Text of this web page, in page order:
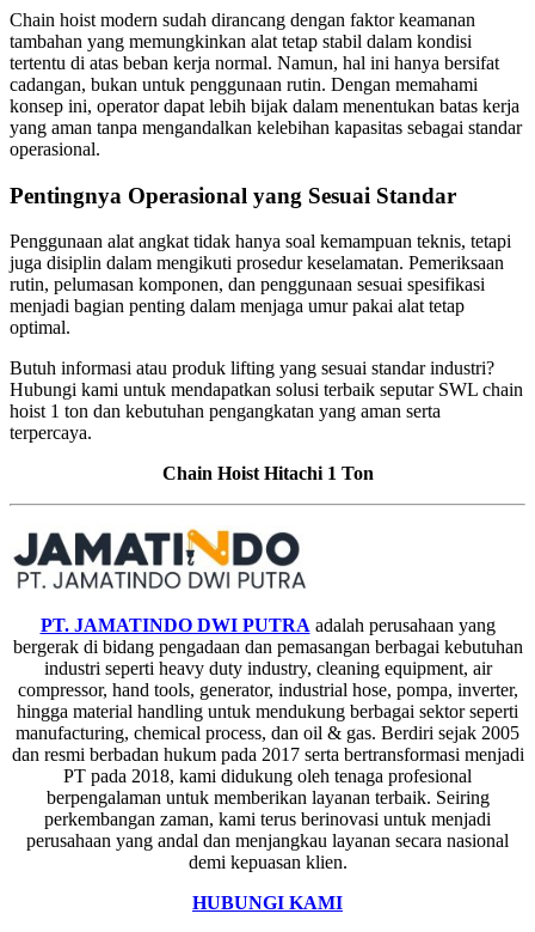
Chain hoist modern sudah dirancang dengan faktor keamanan
tambahan yang memungkinkan alat tetap stabil dalam kondisi
tertentu di atas beban kerja normal. Namun, hal ini hanya bersifat
cadangan, bukan untuk penggunaan rutin. Dengan memahami
konsep ini, operator dapat lebih bijak dalam menentukan batas kerja
yang aman tanpa mengandalkan kelebihan kapasitas sebagai standar
operasional.
Pentingnya Operasional yang Sesuai Standar
Penggunaan alat angkat tidak hanya soal kemampuan teknis, tetapi
juga disiplin dalam mengikuti prosedur keselamatan. Pemeriksaan
rutin, pelumasan komponen, dan penggunaan sesuai spesifikasi
menjadi bagian penting dalam menjaga umur pakai alat tetap
optimal.
Butuh informasi atau produk lifting yang sesuai standar industri?
Hubungi kami untuk mendapatkan solusi terbaik seputar SWL chain
hoist 1 ton dan kebutuhan pengangkatan yang aman serta
terpercaya.
Chain Hoist Hitachi 1 Ton
PT. JAMATINDO DWI PUTRA adalah perusahaan yang
bergerak di bidang pengadaan dan pemasangan berbagai kebutuhan
industri seperti heavy duty industry, cleaning equipment, air
compressor, hand tools, generator, industrial hose, pompa, inverter,
hingga material handling untuk mendukung berbagai sektor seperti
manufacturing, chemical process, dan oil & gas. Berdiri sejak 2005
dan resmi berbadan hukum pada 2017 serta bertransformasi menjadi
PT pada 2018, kami didukung oleh tenaga profesional
berpengalaman untuk memberikan layanan terbaik. Seiring
perkembangan zaman, kami terus berinovasi untuk menjadi
perusahaan yang andal dan menjangkau layanan secara nasional
demi kepuasan klien.
HUBUNGI KAMI